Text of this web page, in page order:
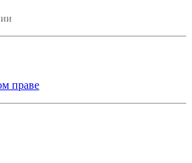
праве